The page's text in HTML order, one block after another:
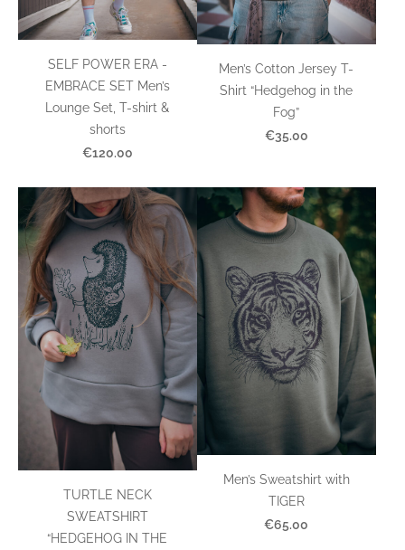
SELF POWER ERA -
EMBRACE SET Men’s
Lounge Set, T-shirt &
shorts
€120.00
Men’s Cotton Jersey T-
Shirt “Hedgehog in the
Fog”
€35.00
TURTLE NECK
SWEATSHIRT
“HEDGEHOG IN THE
Men’s Sweatshirt with
TIGER
€65.00